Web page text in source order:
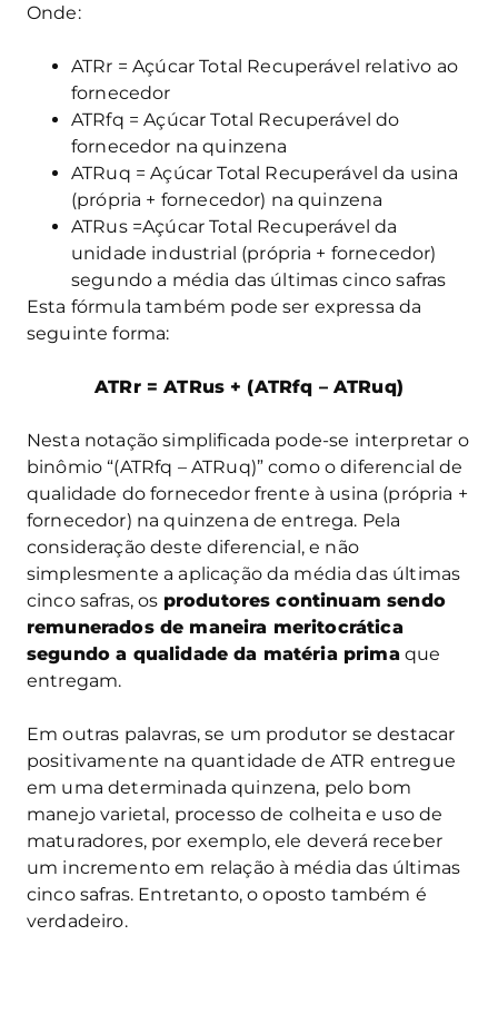
Onde:
ATRr = Açúcar Total Recuperável relativo ao
fornecedor
ATRfq = Açúcar Total Recuperável do
fornecedor na quinzena
ATRuq = Açúcar Total Recuperável da usina
(própria + fornecedor) na quinzena
ATRus =Açúcar Total Recuperável da
unidade industrial (própria + fornecedor)
segundo a média das últimas cinco safras
Esta fórmula também pode ser expressa da
seguinte forma:
ATRr = ATRus + (ATRfq – ATRuq)
Nesta notação simplificada pode-se interpretar o
binômio “(ATRfq – ATRuq)” como o diferencial de
qualidade do fornecedor frente à usina (própria +
fornecedor) na quinzena de entrega. Pela
consideração deste diferencial, e não
simplesmente a aplicação da média das últimas
cinco safras, os produtores continuam sendo
remunerados de maneira meritocrática
segundo a qualidade da matéria primaque
entregam.
Em outras palavras, se um produtor se destacar
positivamente na quantidade de ATR entregue
em uma determinada quinzena, pelo bom
manejo varietal, processo de colheita e uso de
maturadores, por exemplo, ele deverá receber
um incremento em relação à média das últimas
cinco safras. Entretanto, o oposto também é
verdadeiro.